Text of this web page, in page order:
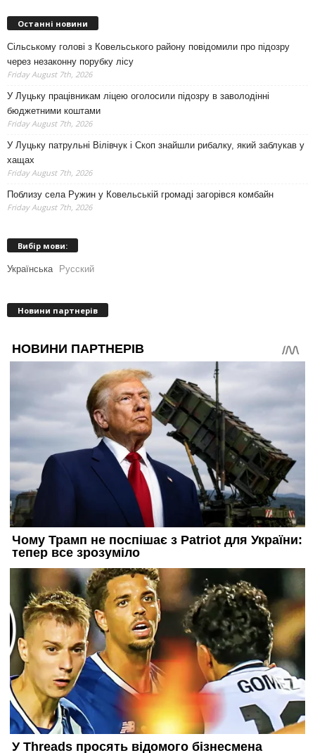
Останні новини
Сільському голові з Ковельського району повідомили про підозру
через незаконну порубку лісу
Friday August 7th, 2026
У Луцьку працівникам ліцею оголосили підозру в заволодінні
бюджетними коштами
Friday August 7th, 2026
У Луцьку патрульні Вілівчук і Скоп знайшли рибалку, який заблукав у
хащах
Friday August 7th, 2026
Поблизу села Ружин у Ковельській громаді загорівся комбайн
Friday August 7th, 2026
Вибір мови:
Українська Русский
Новини партнерів